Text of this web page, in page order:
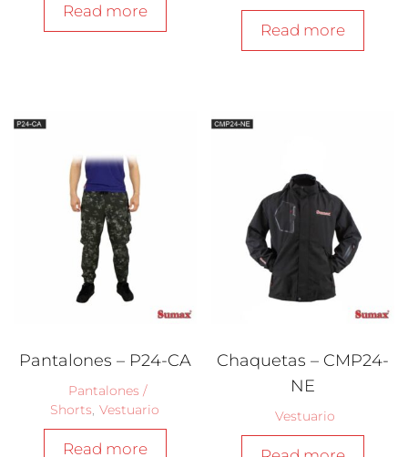
Read more
Read more
Pantalones – P24-CA
Pantalones /
Shorts Vestuario
Read more
Chaquetas – CMP24-
NE
Vestuario